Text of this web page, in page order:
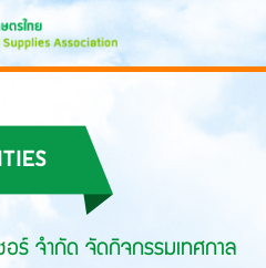
อร์ จำกัด จัดกิจกรรมเทศกาล